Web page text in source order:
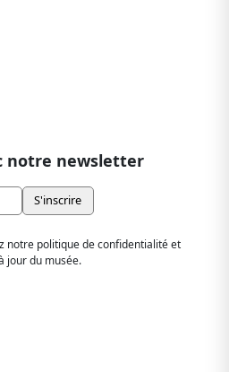
notre newsletter
notre politique de confidentialité et
jour du musée.